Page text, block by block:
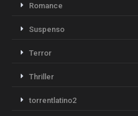
Romance
Suspenso
Terror
Thriller
torrentlatino2